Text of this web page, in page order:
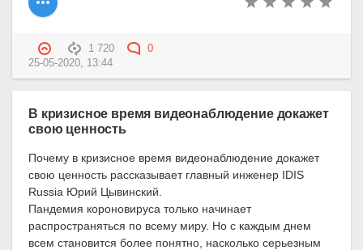
1 720
0
25-05-2020, 13:44
В кризисное время видеонаблюдение докажет
свою ценность
Почему в кризисное время видеонаблюдение докажет
свою ценность рассказывает главный инженер IDIS
Russia Юрий Цывинский.
Пандемия короновируса только начинает
распространяться по всему миру. Но с каждым днем
всем ​​становится более понятно, насколько серьезным